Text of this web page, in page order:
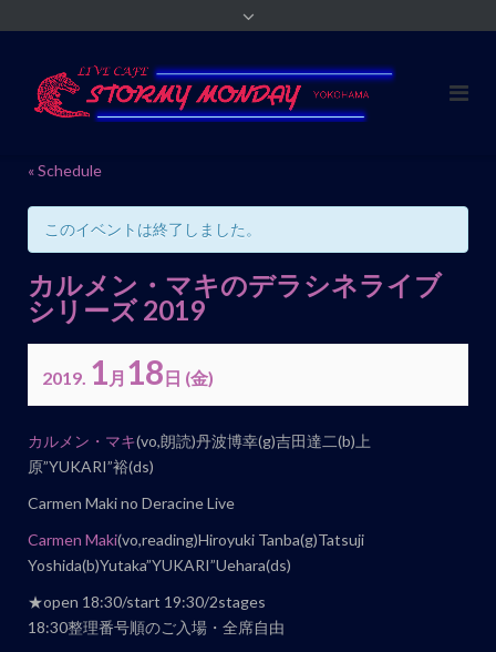
« Schedule
このイベントは終了しました。
カルメン・マキのデラシネライブ
シリーズ 2019
2019. 1 月 18日 (金)
イ
ベ
ン
ナ
ゲ
カルメン・マキ(vo,朗読)丹波博幸(g)吉田達二(b)上
原”YUKARI”裕(ds)
Carmen Maki no Deracine Live
Carmen Maki(vo,reading)Hiroyuki Tanba(g)Tatsuji
Yoshida(b)Yutaka”YUKARI”Uehara(ds)
★open 18:30/start 19:30/2stages
18:30整理番号順のご入場・全席自由